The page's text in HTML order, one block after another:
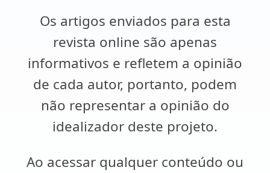
Os artigos enviados para esta
revista online são apenas
informativos e refletem a opinião
de cada autor, portanto, podem
não representar a opinião do
idealizador deste projeto.
Ao acessar qualquer conteúdo ou